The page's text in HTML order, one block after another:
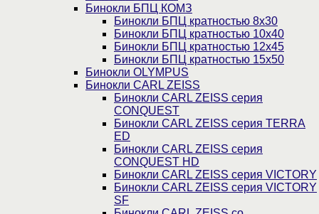
Бинокли БПЦ КОМЗ
Бинокли БПЦ кратностью 8х30
Бинокли БПЦ кратностью 10х40
Бинокли БПЦ кратностью 12х45
Бинокли БПЦ кратностью 15х50
Бинокли OLYMPUS
Бинокли CARL ZEISS
Бинокли CARL ZEISS серия
CONQUEST
Бинокли CARL ZEISS серия TERRA
ED
Бинокли CARL ZEISS серия
CONQUEST HD
Бинокли CARL ZEISS серия VICTORY
Бинокли CARL ZEISS серия VICTORY
SF